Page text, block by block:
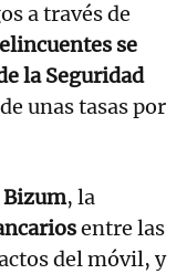
a través de
se
la Seguridad
unas tasas por
Bizum, la
entre las
del móvil, y